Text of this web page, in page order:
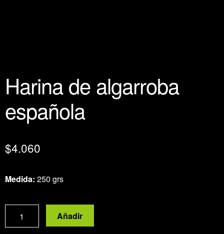
Harina de algarroba
española
$4.060
Medida: 250 grs
Añadir